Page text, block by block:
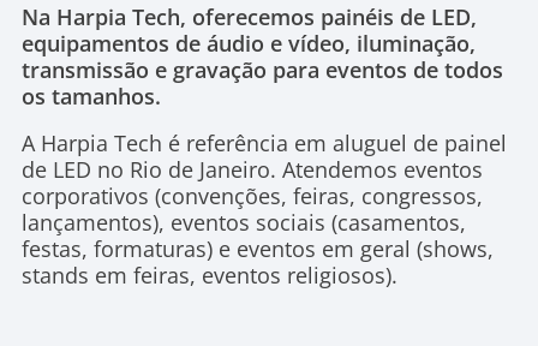
Na Harpia Tech, oferecemos painéis de LED,
equipamentos de áudio e vídeo, iluminação,
transmissão e gravação para eventos de todos
os tamanhos.
A Harpia Tech é referência em aluguel de painel
de LED no Rio de Janeiro. Atendemos eventos
corporativos (convenções, feiras, congressos,
lançamentos), eventos sociais (casamentos,
festas, formaturas) e eventos em geral (shows,
stands em feiras, eventos religiosos).